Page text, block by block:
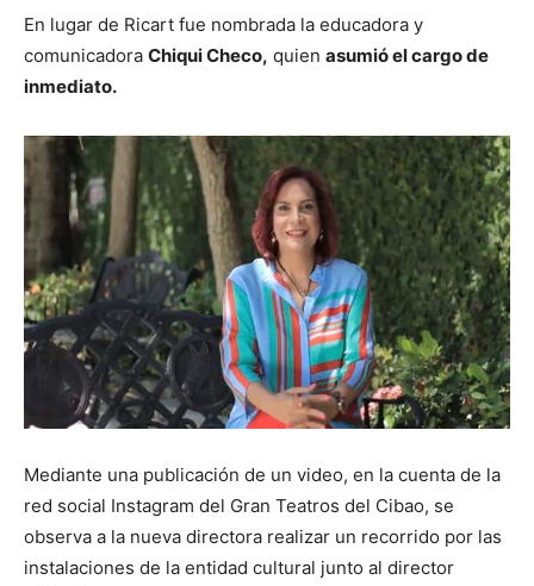
En lugar de Ricart fue nombrada la educadora y
comunicadora Chiqui Checo, quien asumió el cargo de
inmediato.
Mediante una publicación de un video, en la cuenta de la
red social Instagram del Gran Teatros del Cibao, se
observa a la nueva directora realizar un recorrido por las
instalaciones de la entidad cultural junto al director